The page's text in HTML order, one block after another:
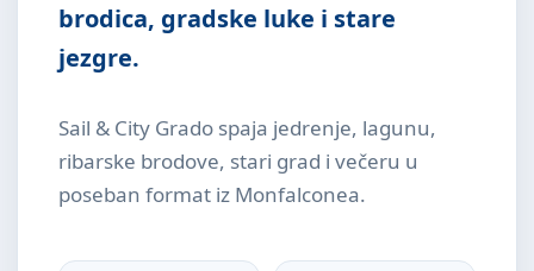
brodica, gradske luke i stare
jezgre.
Sail & City Grado spaja jedrenje, lagunu,
ribarske brodove, stari grad i večeru u
poseban format iz Monfalconea.